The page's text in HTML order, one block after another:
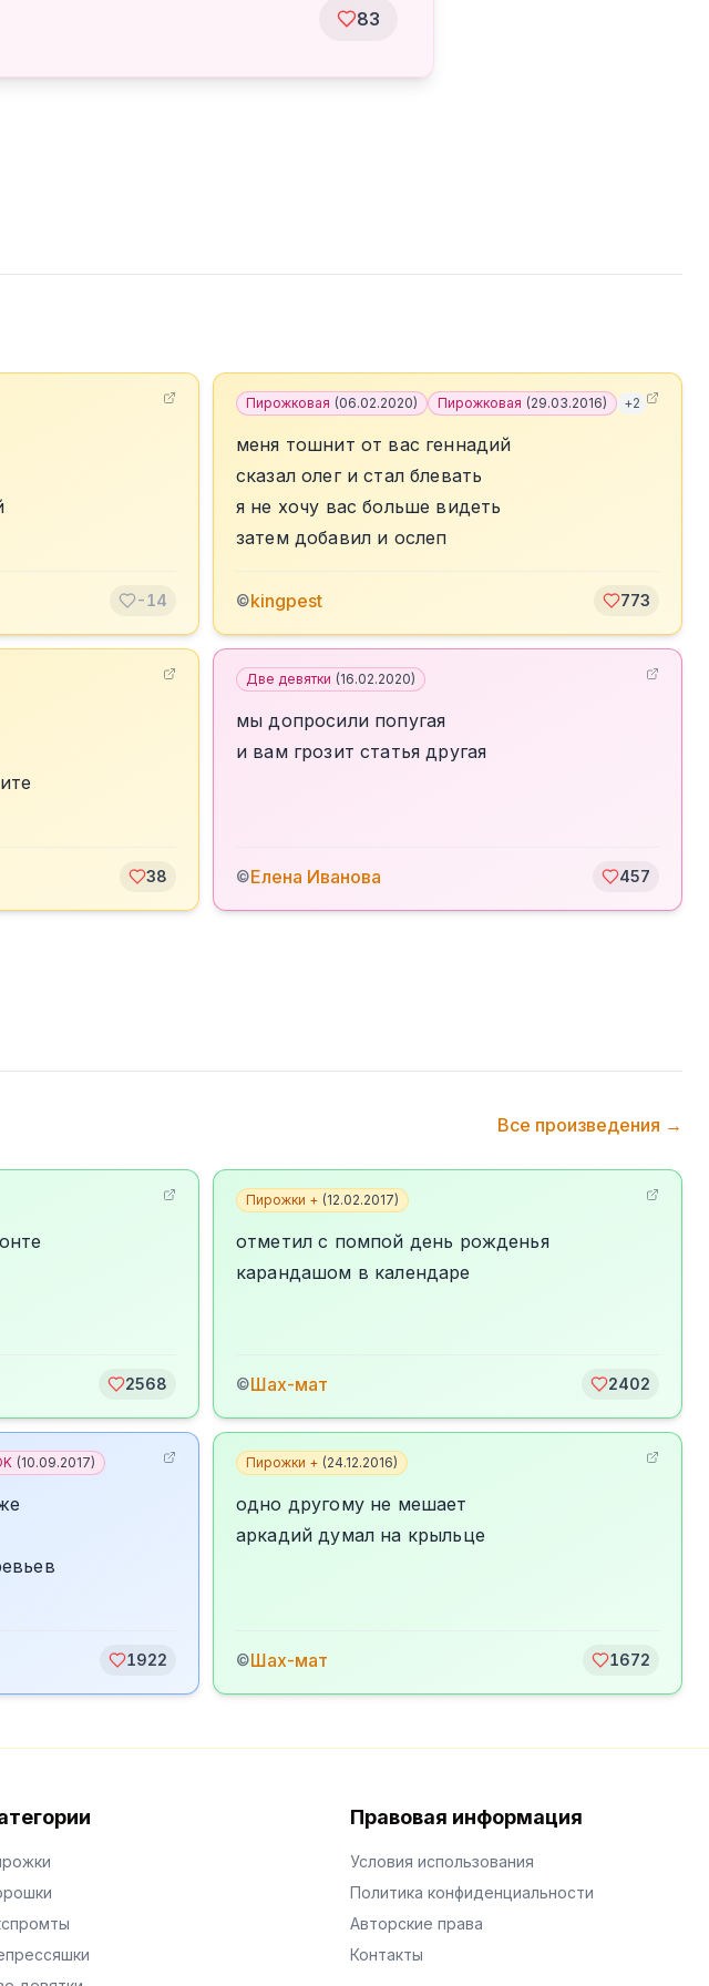
83
-14
Пирожковая (06.02.2020) Пирожковая (29.03.2016) +2
меня тошнит от вас геннадий
сказал олег и стал блевать
я не хочу вас больше видеть
затем добавил и ослеп
©kingpest 773
38
Две девятки (16.02.2020)
мы допросили попугая
и вам грозит статья другая
©Елена Иванова 457
Все произведения →
2568
Пирожки + (12.02.2017)
отметил с помпой день рожденья
карандашом в календаре
©Шах-мат 2402
(10.09.2017)
1922
Пирожки + (24.12.2016)
одно другому не мешает
аркадий думал на крыльце
©Шах-мат 1672
Правовая информация
Условия использования
Политика конфиденциальности
Авторские права
Контакты